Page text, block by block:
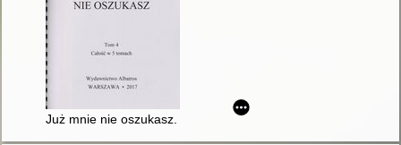
Już mnie nie oszukasz. T. 4